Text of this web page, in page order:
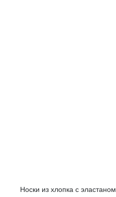
Носки из хлопка с эластаном